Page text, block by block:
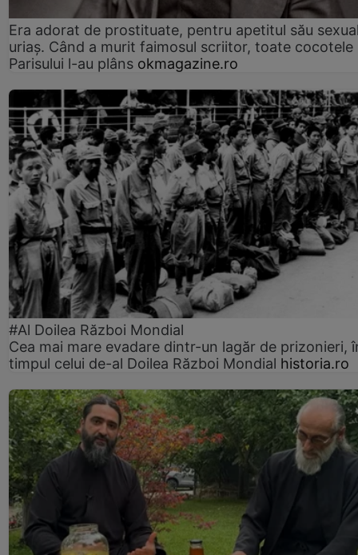
Era adorat de prostituate, pentru apetitul său
uriaș. Când a murit faimosul scriitor, toate cocotele
Parisului l-au plâns okmagazine.ro
#Al Doilea Război Mondial
Cea mai mare evadare dintr-un lagăr de prizonieri,
timpul celui de-al Doilea Război Mondial historia.ro